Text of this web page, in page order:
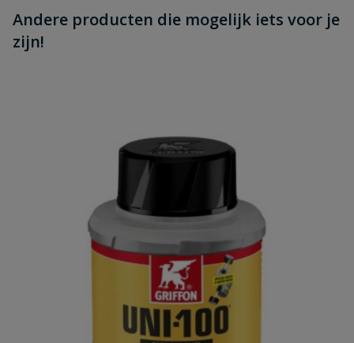
Andere producten die mogelijk iets voor je
zijn!